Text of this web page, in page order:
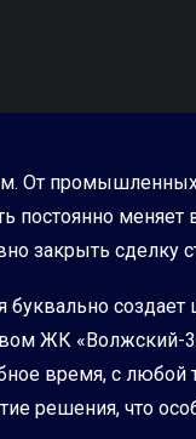
От
закрыть сделку
буквально
ЖК
время, с
решения, что